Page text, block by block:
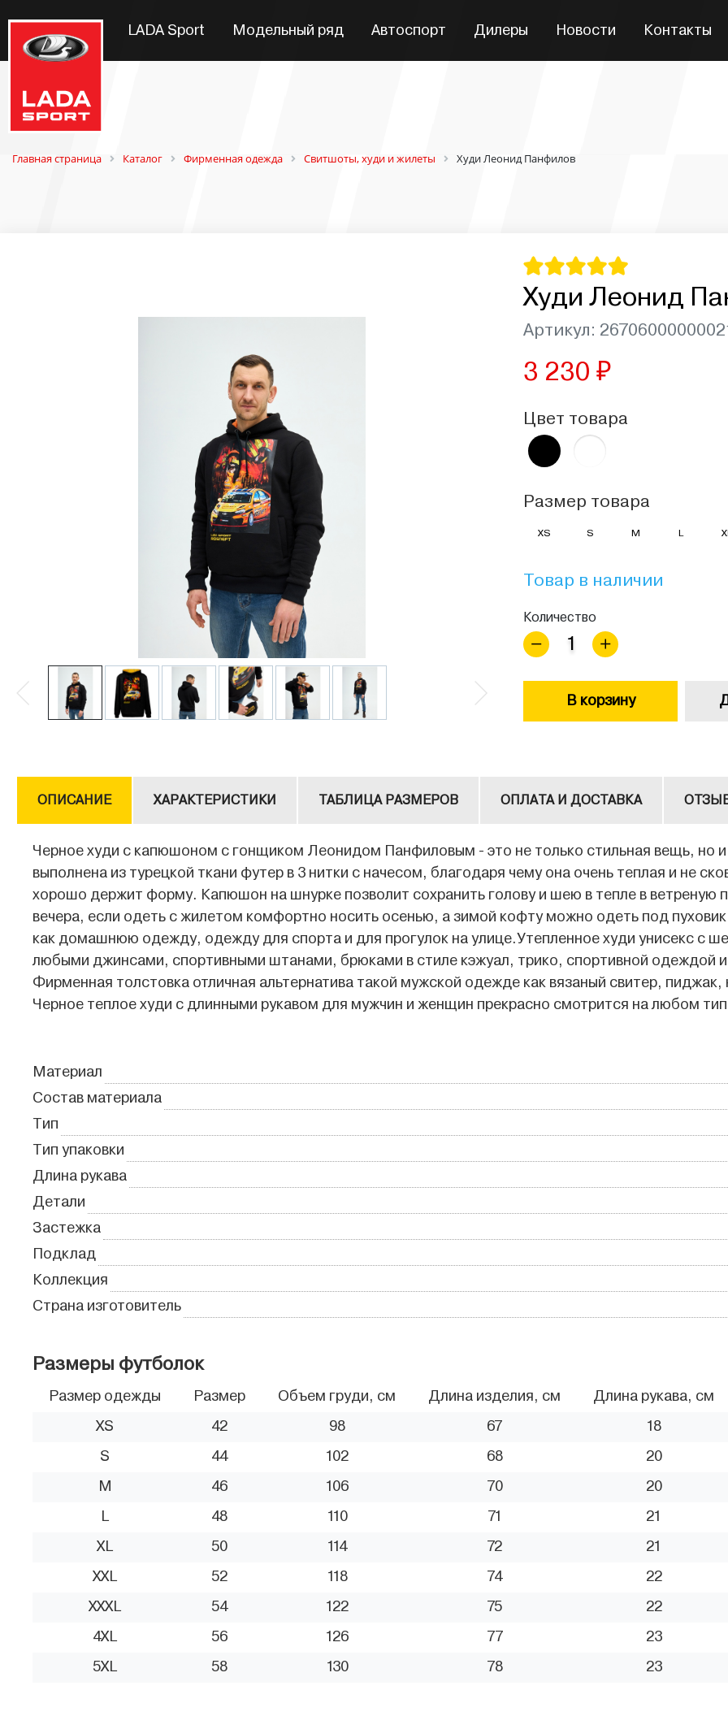
LADA Sport Модельный ряд Автоспорт Дилеры Новости Контакты
Главная страница Каталог Фирменная одежда Свитшоты, худи и жилеты Худи Леонид Панфилов
Худи Леонид
Артикул:
3 230 ₽
Цвет товара
Размер товара
XS S M L
Товар в наличии
Количество
В корзину
ОПИСАНИЕ ХАРАКТЕРИСТИКИ ТАБЛИЦА РАЗМЕРОВ ОПЛАТА И ДОСТАВКА
Черное худи с капюшоном с гонщиком Леонидом Панфиловым - это не только стильная вещь, но и
выполнена из турецкой ткани футер в 3 нитки с начесом, благодаря чему она очень теплая и не
хорошо держит форму. Капюшон на шнурке позволит сохранить голову и шею в тепле в ветреную
вечера, если одеть с жилетом комфортно носить осенью, а зимой кофту можно одеть под
как домашнюю одежду, одежду для спорта и для прогулок на улице.Утепленное худи унисекс с
любыми джинсами, спортивными штанами, брюками в стиле кэжуал, трико, спортивной одеждой
Фирменная толстовка отличная альтернатива такой мужской одежде как вязаный свитер,
Черное теплое худи с длинными рукавом для мужчин и женщин прекрасно смотрится на любом
Материал
Состав материала
Тип
Тип упаковки
Длина рукава
Детали
Застежка
Подклад
Коллекция
Страна изготовитель
Размеры футболок
Размер одежды Размер Объем груди, см Длина изделия, см Длина рукава, см
XS 42 98 67 18
S 44 102 68 20
M 46 106 70 20
L 48 110 71 21
XL 50 114 72 21
XXL 52 118 74 22
XXXL 54 122 75 22
4XL 56 126 77 23
5XL 58 130 78 23